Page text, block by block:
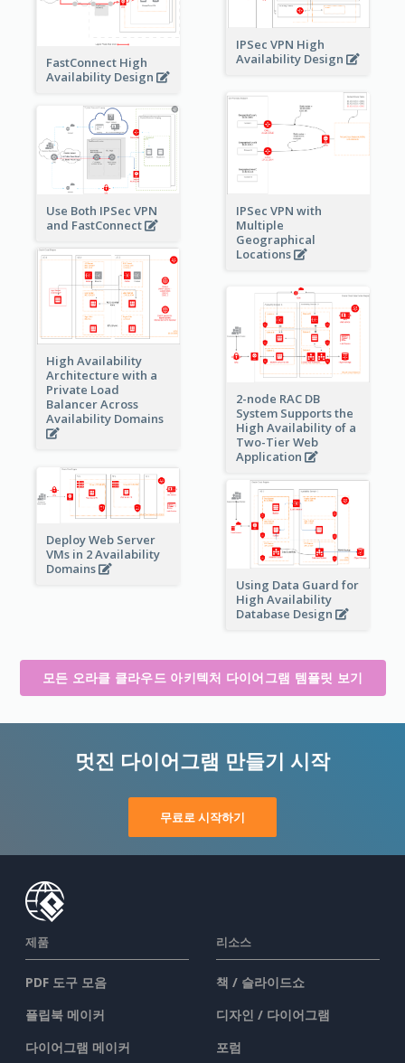
FastConnect High
Availability Design
IPSec VPN High
Availability Design
IPSec VPN with
Multiple
Geographical
Locations
Use Both IPSec VPN
and FastConnect
High Availability
Architecture with a
Private Load
Balancer Across
Availability Domains
2-node RAC DB
System Supports the
High Availability of a
Two-Tier Web
Application
Deploy Web Server
VMs in 2 Availability
Domains
Using Data Guard for
High Availability
Database Design
모든 오라클 클라우드 아키텍처 다이어그램 템플릿 보기
멋진 다이어그램 만들기 시작
무료로 시작하기
제품
PDF 도구 모음
플립북 메이커
다이어그램 메이커
리소스
책 / 슬라이드쇼
디자인 / 다이어그램
포럼